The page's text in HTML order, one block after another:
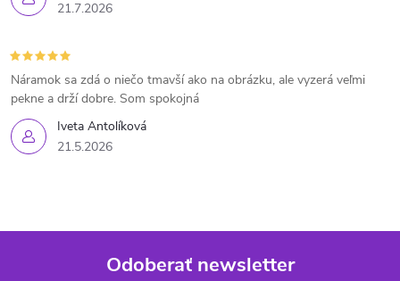
21.7.2026
Iveta Antolíková
21.5.2026
Náramok sa zdá o niečo tmavší ako na obrázku, ale vyzerá veľmi
pekne a drží dobre. Som spokojná
Odoberať newsletter